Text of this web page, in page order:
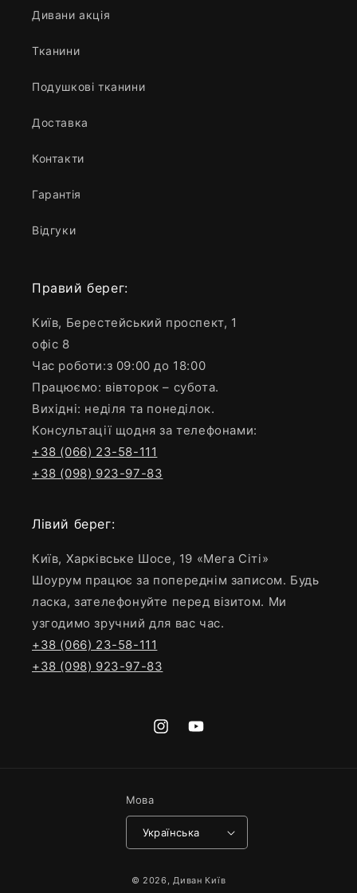
Дивани акція
Тканини
Подушкові тканини
Доставка
Контакти
Гарантія
Відгуки
Правий берег:
Київ, Берестейський проспект, 1
офіс 8
Час роботи:з 09:00 до 18:00
Працюємо: вівторок – субота.
Вихідні: неділя та понеділок.
Консультації щодня за телефонами:
+38 (066) 23-58-111
+38 (098) 923-97-83
Лівий берег:
Київ, Харківське Шосе, 19 «Мега Сіті»
Шоурум працює за попереднім записом. Будь
ласка, зателефонуйте перед візитом. Ми
узгодимо зручний для вас час.
+38 (066) 23-58-111
+38 (098) 923-97-83
Мова
Українська
© 2026,Диван Київ